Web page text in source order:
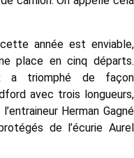
année est enviable,
place en cinq départs.
a triomphé de façon
avec trois longueurs,
Herman Gagné
de l’écurie Aurel